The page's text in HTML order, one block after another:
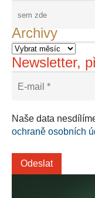
Archivy
Newsletter,
Naše data
ochraně osobních